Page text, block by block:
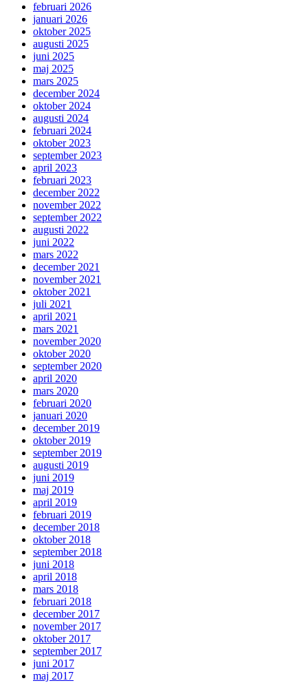
februari 2026
januari 2026
oktober 2025
augusti 2025
juni 2025
maj 2025
mars 2025
december 2024
oktober 2024
augusti 2024
februari 2024
oktober 2023
september 2023
april 2023
februari 2023
december 2022
november 2022
september 2022
augusti 2022
juni 2022
mars 2022
december 2021
november 2021
oktober 2021
juli 2021
april 2021
mars 2021
november 2020
oktober 2020
september 2020
april 2020
mars 2020
februari 2020
januari 2020
december 2019
oktober 2019
september 2019
augusti 2019
juni 2019
maj 2019
april 2019
februari 2019
december 2018
oktober 2018
september 2018
juni 2018
april 2018
mars 2018
februari 2018
december 2017
november 2017
oktober 2017
september 2017
juni 2017
maj 2017